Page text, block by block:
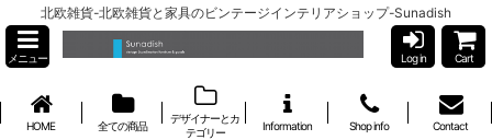
北欧雑貨-北欧雑貨と家具のビンテージインテリアショップ-Sunadish
メニュー Log in Cart
HOME 全ての商品
デザイナーとカ
テゴリー
Information Shop info Contact